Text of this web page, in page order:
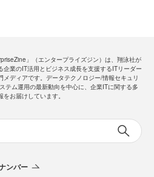
」（エンタープライズジン）は、翔泳社が
企業のIT活用とビジネス成長を支援するITリーダー
メディアです。データテクノロジー/情報セキュリ
テム運用の最新動向を中心に、企業ITに関する多
をお届けしています。
ンバー